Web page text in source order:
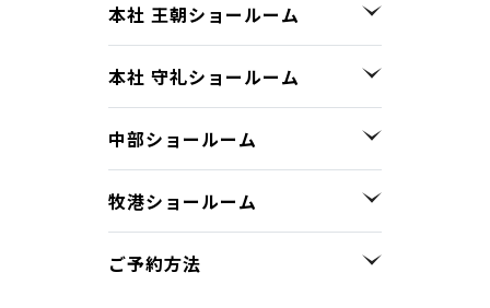
本社 王朝ショールーム
本社 守礼ショールーム
中部ショールーム
牧港ショールーム
ご予約方法